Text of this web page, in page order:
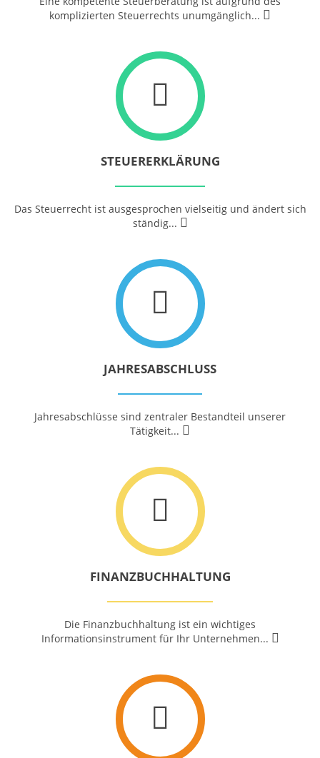
komplizierten Steuerrechts unumgänglich...
STEUERERKLÄRUNG
Das Steuerrecht ist ausgesprochen vielseitig und ändert sich
ständig...
JAHRESABSCHLUSS
Jahresabschlüsse sind zentraler Bestandteil unserer
Tätigkeit...
FINANZBUCHHALTUNG
Die Finanzbuchhaltung ist ein wichtiges
Informationsinstrument für Ihr Unternehmen...